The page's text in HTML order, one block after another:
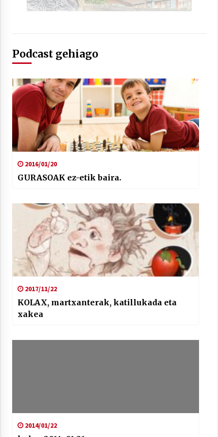
Berria egunkarian elkarrizketa
2021/07/06
Hala Bedi irratiko Hizpidea saioan
Arrosaren 20 urteez
2021/07/03
EHZtik
2021/07/01
Telebistaren eskutik
Podcast gehiago
2016/01/20
GURASOAK ez-etik baira.
2017/11/22
KOLAX, martxanterak, katillukada eta
xakea
2014/01/22